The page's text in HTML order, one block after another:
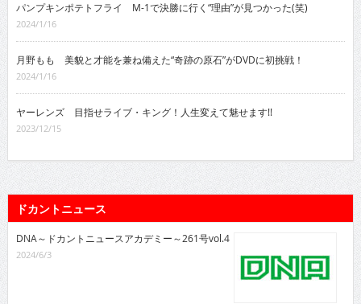
パンプキンポテトフライ M-1で決勝に行く“理由”が見つかった(笑)
2024/1/16
月野もも 美貌と才能を兼ね備えた“奇跡の原石”がDVDに初挑戦！
2024/1/16
ヤーレンズ 目指せライブ・キング！人生変えて魅せます!!
2023/12/15
ドカントニュース
DNA～ドカントニュースアカデミー～261号vol.4
2024/6/3